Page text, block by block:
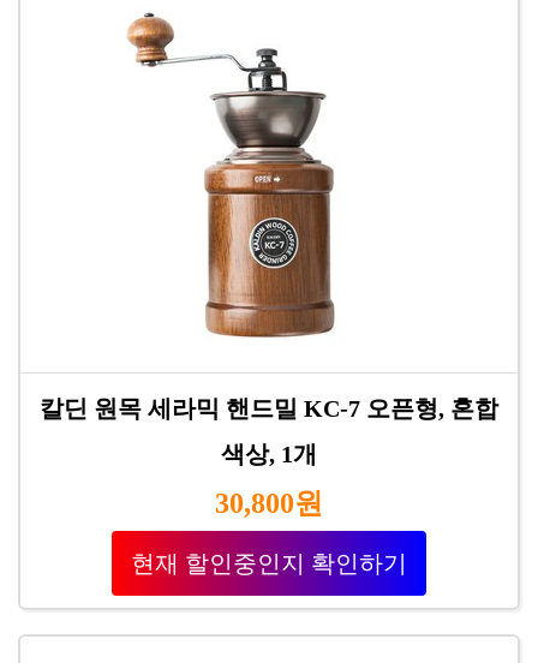
칼딘 원목 세라믹 핸드밀 KC-7 오픈형, 혼합
색상, 1개
30,800원
현재 할인중인지 확인하기